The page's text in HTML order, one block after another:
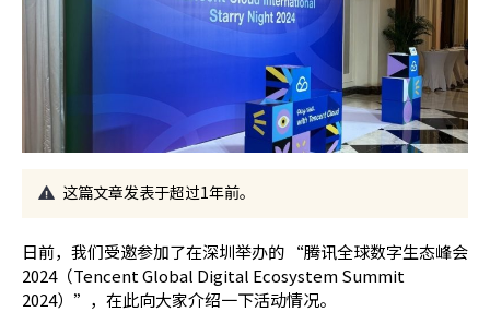
这篇文章发表于超过1年前。
日前，我们受邀参加了在深圳举办的 “腾讯全球数字生态峰会
2024（Tencent Global Digital Ecosystem Summit
2024）”，在此向大家介绍一下活动情况。